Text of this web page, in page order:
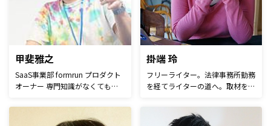
甲斐雅之
SaaS事業部 formrun プロダクト
オーナー 専門知識がなくてもフ
にできるサービス formrun（フォ
ームラン）のプロダクトオーナー
掛端 玲
フリーライター。法律事務所勤務
を経てライターの道へ。取材を中
告のほか、医療関係の記事を多く
手がける。